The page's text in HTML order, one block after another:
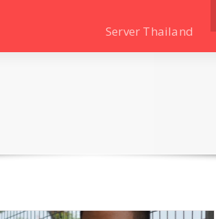
Server Thailand